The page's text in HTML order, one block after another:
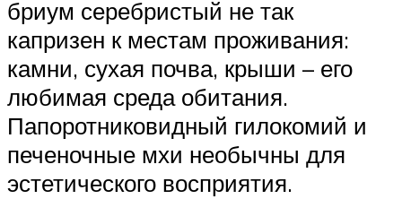
бриум серебристый не так
капризен к местам проживания:
камни, сухая почва, крыши – его
любимая среда обитания.
Папоротниковидный гилокомий и
печеночные мхи необычны для
эстетического восприятия.